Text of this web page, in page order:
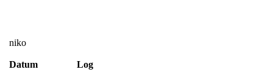
niko
Datum Log